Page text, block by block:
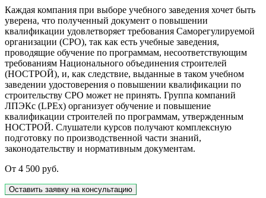
Каждая компания при выборе учебного заведения хочет быть
уверена, что полученный документ о повышении
квалификации удовлетворяет требования Саморегулируемой
организации (СРО), так как есть учебные заведения,
проводящие обучение по программам, несоответствующим
требованиям Национального объединения строителей
(НОСТРОЙ), и, как следствие, выданные в таком учебном
заведении удостоверения о повышении квалификации по
строительству СРО может не принять. Группа компаний
ЛПЭКс (LPEx) организует обучение и повышение
квалификации строителей по программам, утвержденным
НОСТРОЙ. Слушатели курсов получают комплексную
подготовку по производственной части знаний,
законодательству и нормативным документам.
От 4 500 руб.
Оставить заявку на консультацию